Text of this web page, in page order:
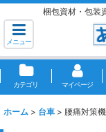
梱包資材・包装
メニュー
カテゴリ マイページ
ホーム > 台車 > 腰痛対策